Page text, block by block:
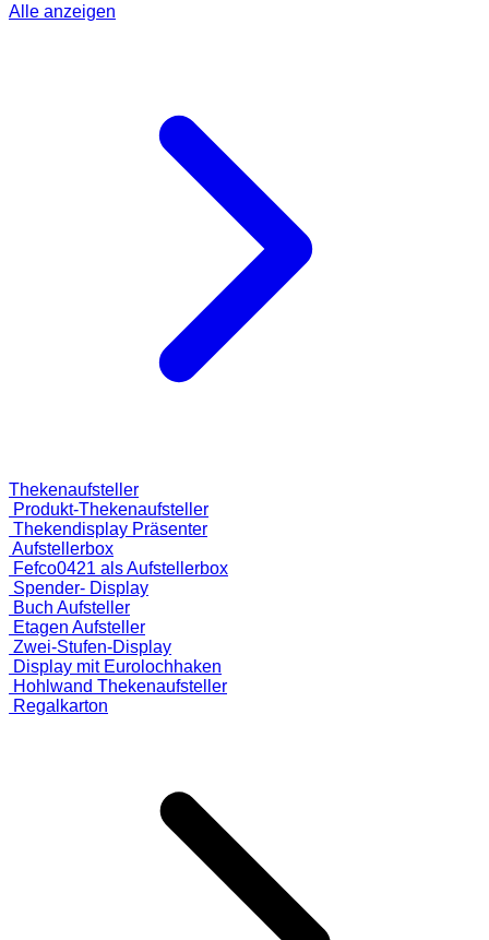
Alle anzeigen
Thekenaufsteller
Produkt-Thekenaufsteller
Thekendisplay Präsenter
Aufstellerbox
Fefco0421 als Aufstellerbox
Spender- Display
Buch Aufsteller
Etagen Aufsteller
Zwei-Stufen-Display
Display mit Eurolochhaken
Hohlwand Thekenaufsteller
Regalkarton